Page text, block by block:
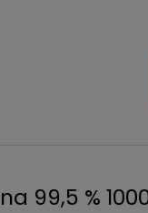
99,5 %